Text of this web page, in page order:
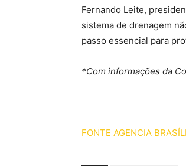
Fernando Leite,
sistema de drenagem
passo essencial para
*Com informações da
FONTE AGENCIA